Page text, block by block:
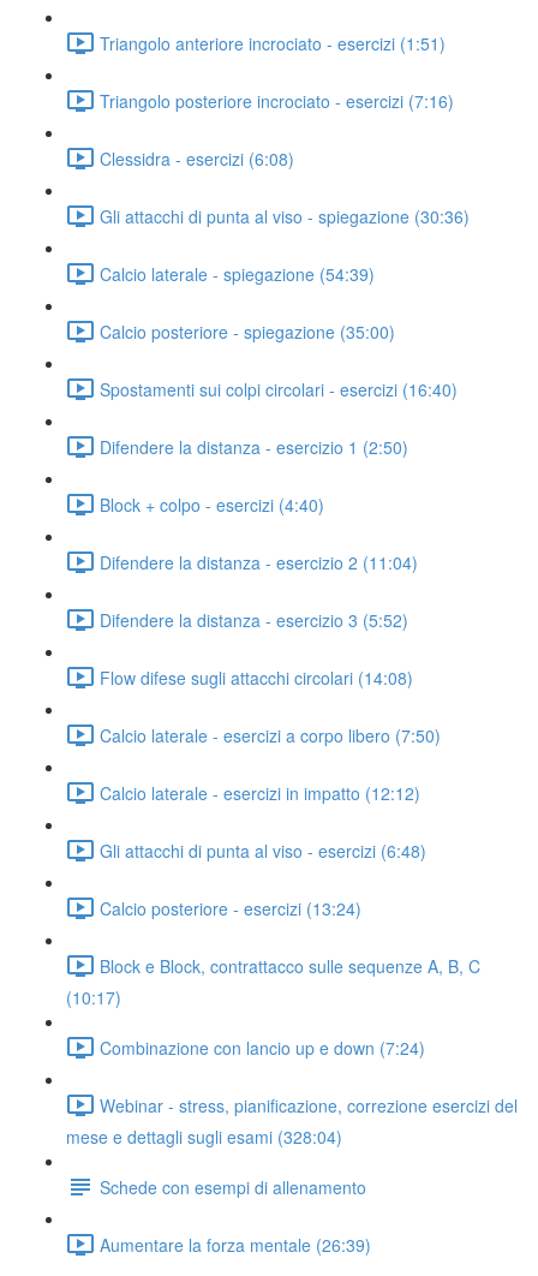
Triangolo anteriore incrociato - esercizi (1:51)
Triangolo posteriore incrociato - esercizi (7:16)
Clessidra - esercizi (6:08)
Gli attacchi di punta al viso - spiegazione (30:36)
Calcio laterale - spiegazione (54:39)
Calcio posteriore - spiegazione (35:00)
Spostamenti sui colpi circolari - esercizi (16:40)
Difendere la distanza - esercizio 1 (2:50)
Block + colpo - esercizi (4:40)
Difendere la distanza - esercizio 2 (11:04)
Difendere la distanza - esercizio 3 (5:52)
Flow difese sugli attacchi circolari (14:08)
Calcio laterale - esercizi a corpo libero (7:50)
Calcio laterale - esercizi in impatto (12:12)
Gli attacchi di punta al viso - esercizi (6:48)
Calcio posteriore - esercizi (13:24)
Block e Block, contrattacco sulle sequenze A, B, C
(10:17)
Combinazione con lancio up e down (7:24)
Webinar - stress, pianificazione, correzione esercizi del
mese e dettagli sugli esami (328:04)
Schede con esempi di allenamento
Aumentare la forza mentale (26:39)